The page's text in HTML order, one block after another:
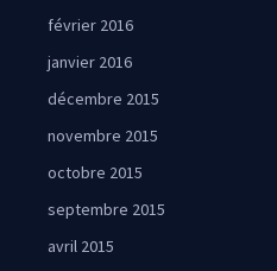
février 2016
janvier 2016
décembre 2015
novembre 2015
octobre 2015
septembre 2015
avril 2015